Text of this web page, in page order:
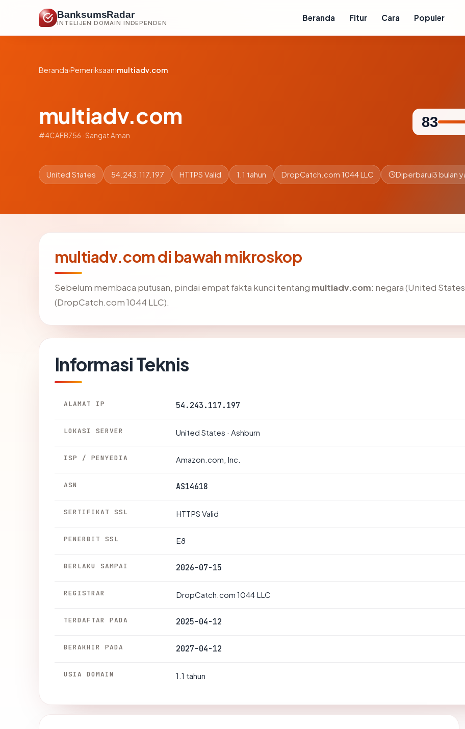
BanksumsRadar
INTELIJEN DOMAIN INDEPENDEN
Beranda Fitur Cara Populer
Beranda›Pemeriksaan›multiadv.com
multiadv.com
#4CAFB756 · Sangat Aman
83
United States 54.243.117.197 HTTPS Valid 1.1 tahun DropCatch.com 1044 LLC Diperbarui3 bulan
multiadv.com di bawah mikroskop
Sebelum membaca putusan, pindai empat fakta kunci tentang multiadv.com: negara (United
(DropCatch.com 1044 LLC).
Informasi Teknis
ALAMAT IP 54.243.117.197
LOKASI SERVER United States · Ashburn
ISP / PENYEDIA Amazon.com, Inc.
ASN AS14618
SERTIFIKAT SSL HTTPS Valid
PENERBIT SSL E8
BERLAKU SAMPAI 2026-07-15
REGISTRAR DropCatch.com 1044 LLC
TERDAFTAR PADA 2025-04-12
BERAKHIR PADA 2027-04-12
USIA DOMAIN 1.1 tahun